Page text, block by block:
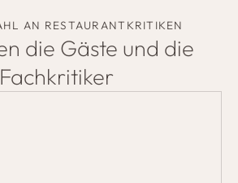
AN RESTAURANTKRITIKEN
die Gäste und die
Fachkritiker